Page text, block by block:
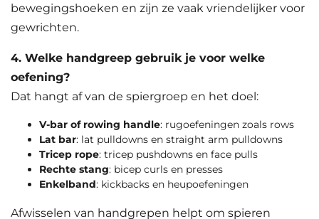
bewegingshoeken en zijn ze vaak vriendelijker voor
gewrichten.
4. Welke handgreep gebruik je voor welke
oefening?
Dat hangt af van de spiergroep en het doel:
V-bar of rowing handle: rugoefeningen zoals rows
Lat bar: lat pulldowns en straight arm pulldowns
Tricep rope: tricep pushdowns en face pulls
Rechte stang: bicep curls en presses
Enkelband: kickbacks en heupoefeningen
Afwisselen van handgrepen helpt om spieren